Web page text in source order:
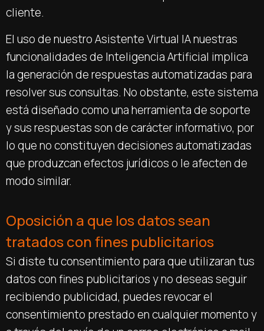
cliente.
El uso de nuestro Asistente Virtual IA nuestras
funcionalidades de Inteligencia Artificial implica
la generación de respuestas automatizadas para
resolver sus consultas. No obstante, este sistema
está diseñado como una herramienta de soporte
y sus respuestas son de carácter informativo, por
lo que no constituyen decisiones automatizadas
que produzcan efectos jurídicos o le afecten de
modo similar.
Oposición a que los datos sean
tratados con fines publicitarios
Si diste tu consentimiento para que utilizaran tus
datos con fines publicitarios y no deseas seguir
recibiendo publicidad, puedes revocar el
consentimiento prestado en cualquier momento y